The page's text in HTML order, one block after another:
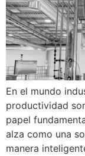
En el mundo
productividad
papel
alza como una
manera